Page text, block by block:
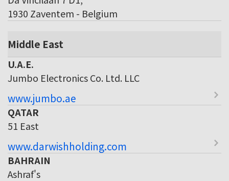
1930 Zaventem - Belgium
Middle East
U.A.E.
Jumbo Electronics Co. Ltd. LLC
www.jumbo.ae
QATAR
51 East
www.darwishholding.com
BAHRAIN
Ashraf's